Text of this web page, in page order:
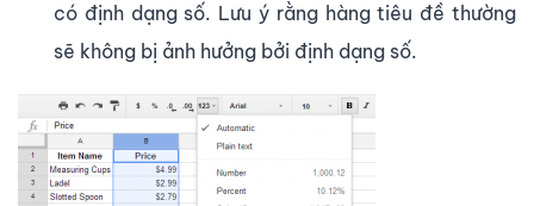
có định dạng số. Lưu ý rằng hàng tiêu đề thường
sẽ không bị ảnh hưởng bởi định dạng số.